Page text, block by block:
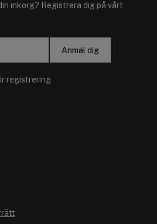
inkorg? Registrera dig på vårt
Anmäl dig
registrering